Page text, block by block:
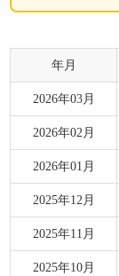
年月
2026年03月
2026年02月
2026年01月
2025年12月
2025年11月
2025年10月